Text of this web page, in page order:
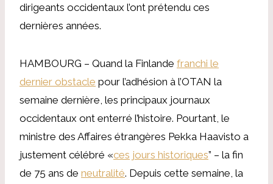
dirigeants occidentaux l’ont prétendu ces
dernières années.
HAMBOURG – Quand la Finlande franchi le
dernier obstacle pour l’adhésion à l’OTAN la
semaine dernière, les principaux journaux
occidentaux ont enterré l’histoire. Pourtant, le
ministre des Affaires étrangères Pekka Haavisto a
justement célébré «ces jours historiques” – la fin
de 75 ans de neutralité. Depuis cette semaine, la